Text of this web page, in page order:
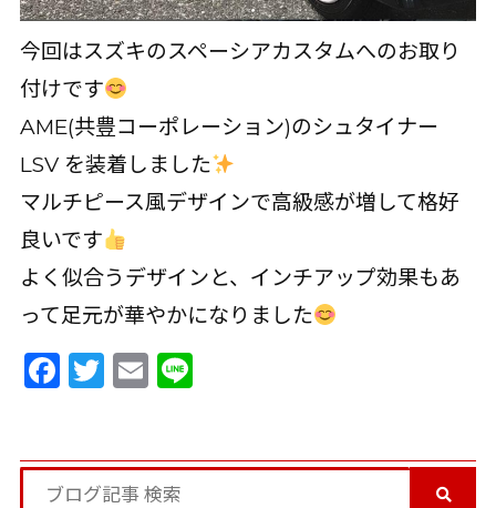
今回はスズキのスペーシアカスタムへのお取り
付けです
AME(共豊コーポレーション)のシュタイナー
LSV を装着しました
マルチピース風デザインで高級感が増して格好
良いです
よく似合うデザインと、インチアップ効果もあ
って足元が華やかになりました
Facebook
Twitter
Email
Line